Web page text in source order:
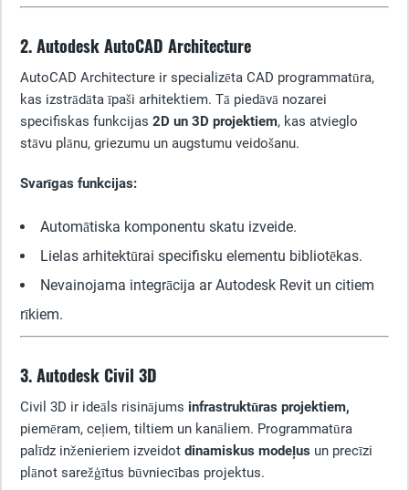
2. Autodesk AutoCAD Architecture
AutoCAD Architecture ir specializēta CAD programmatūra,
kas izstrādāta īpaši arhitektiem. Tā piedāvā nozarei
specifiskas funkcijas 2D un 3D projektiem, kas atvieglo
stāvu plānu, griezumu un augstumu veidošanu.
Svarīgas funkcijas:
Automātiska komponentu skatu izveide.
Lielas arhitektūrai specifisku elementu bibliotēkas.
Nevainojama integrācija ar Autodesk Revit un citiem
rīkiem.
3. Autodesk Civil 3D
Civil 3D ir ideāls risinājums infrastruktūras projektiem,
piemēram, ceļiem, tiltiem un kanāliem. Programmatūra
palīdz inženieriem izveidot dinamiskus modeļus un precīzi
plānot sarežģītus būvniecības projektus.